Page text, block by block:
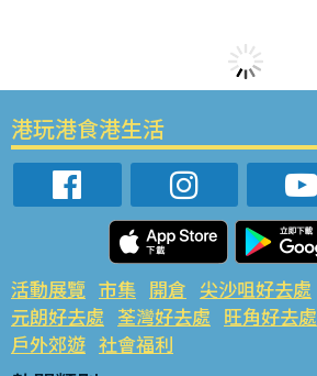
港玩港食港生活
活動展覽 市集 開倉 尖沙咀好去處
元朗好去處 荃灣好去處 旺角好去處
戶外郊遊 社會福利